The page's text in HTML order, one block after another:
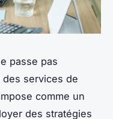
passe pas
services de
comme un
des stratégies